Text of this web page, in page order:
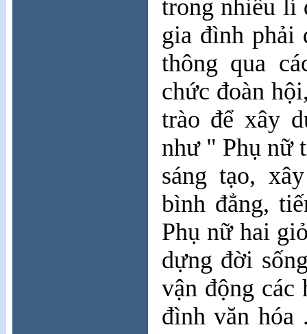
trong nhiều lí
gia đình phải
thông qua
chức đoàn
trào để xây
như " Phụ nữ
sáng tạo,
bình đẳng,
Phụ nữ hai
dựng đời
vận động các
đình văn hóa